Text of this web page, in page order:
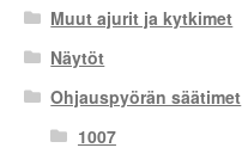
Muut ajurit ja kytkimet
Näytöt
Ohjauspyörän säätimet
1007